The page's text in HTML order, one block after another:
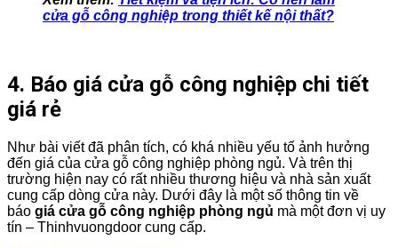
cửa gỗ công nghiệp trong thiết kế nội thất?
4. Báo giá cửa gỗ công nghiệp chi tiết
giá rẻ
Như bài viết đã phân tích, có khá nhiều yếu tố ảnh hưởng
đến giá của cửa gỗ công nghiệp phòng ngủ. Và trên thị
trường hiện nay có rất nhiều thương hiệu và nhà sản xuất
cung cấp dòng cửa này. Dưới đây là một số thông tin về
báo giá cửa gỗ công nghiệp phòng ngủ mà một đơn vị uy
tín – Thinhvuongdoor cung cấp.